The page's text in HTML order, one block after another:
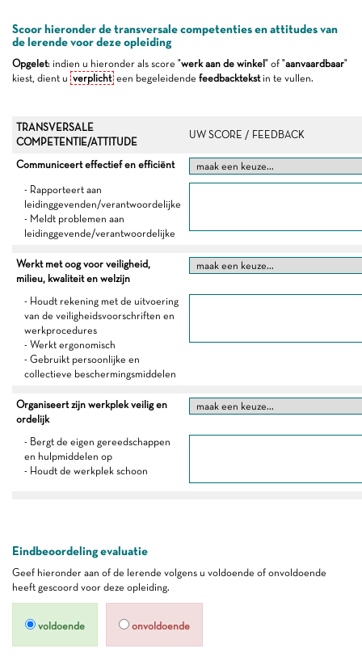
Scoor hieronder de transversale competenties en attitudes van
de lerende voor deze opleiding
Opgelet: indien u hieronder als score "werk aan de winkel " of "aanvaardbaar"
kiest, dient u verplicht een begeleidende feedbacktekstin te vullen.
TRANSVERSALE
COMPETENTIE/ATTITUDE
UW SCORE / FEEDBACK
Communiceert effectief en efficiënt
- Rapporteert aan
leidinggevenden/verantwoordelijke
- Meldt problemen aan
leidinggevende/verantwoordelijke
Werkt met oog voor veiligheid,
milieu, kwaliteit en welzijn
- Houdt rekening met de uitvoering
van de veiligheidsvoorschriften en
werkprocedures
- Werkt ergonomisch
- Gebruikt persoonlijke en
collectieve beschermingsmiddelen
Organiseert zijn werkplek veilig en
ordelijk
- Bergt de eigen gereedschappen
en hulpmiddelen op
- Houdt de werkplek schoon
Eindbeoordeling evaluatie
Geef hieronder aan of de lerende volgens u voldoende of onvoldoende
heeft gescoord voor deze opleiding.
voldoende onvoldoende